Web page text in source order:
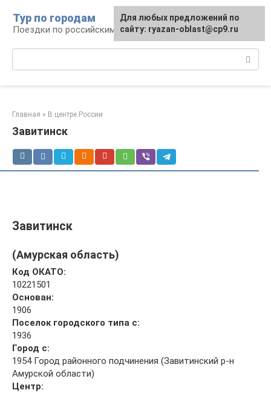
контенту
Тур по городам
Поездки по российским городам
Главная » В центре России
Завитинск
Завитинск
(Амурская область)
Код ОКАТО:
10221501
Основан:
1906
Поселок городского типа с:
1936
Город с:
1954 Город районного подчинения (Завитинский р-н
Амурской области)
Центр:
Для любых предложений по
сайту: ryazan-oblast@cp9.ru